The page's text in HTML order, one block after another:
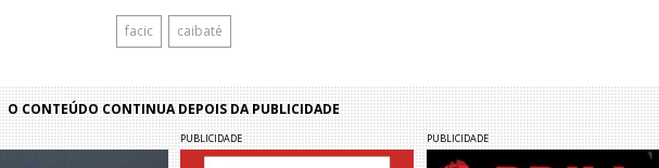
facic caibaté
O CONTEÚDO CONTINUA DEPOIS DA PUBLICIDADE
PUBLICIDADE PUBLICIDADE